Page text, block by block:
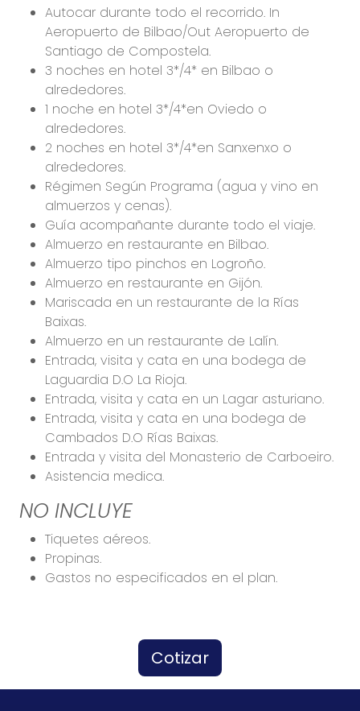
Autocar durante todo el recorrido. In
Aeropuerto de Bilbao/Out Aeropuerto de
Santiago de Compostela.
3 noches en hotel 3*/4* en Bilbao o
alrededores.
1 noche en hotel 3*/4*en Oviedo o
alrededores.
2 noches en hotel 3*/4*en Sanxenxo o
alrededores.
Régimen Según Programa (agua y vino en
almuerzos y cenas).
Guía acompañante durante todo el viaje.
Almuerzo en restaurante en Bilbao.
Almuerzo tipo pinchos en Logroño.
Almuerzo en restaurante en Gijón.
Mariscada en un restaurante de la Rías
Baixas.
Almuerzo en un restaurante de Lalín.
Entrada, visita y cata en una bodega de
Laguardia D.O La Rioja.
Entrada, visita y cata en un Lagar asturiano.
Entrada, visita y cata en una bodega de
Cambados D.O Rías Baixas.
Entrada y visita del Monasterio de Carboeiro.
Asistencia medica.
NO INCLUYE
Tiquetes aéreos.
Propinas.
Gastos no especificados en el plan.
Cotizar